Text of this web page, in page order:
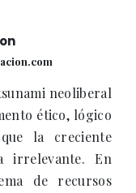
neoliberal
ético, lógico
la creciente
irrelevante. En
de recursos